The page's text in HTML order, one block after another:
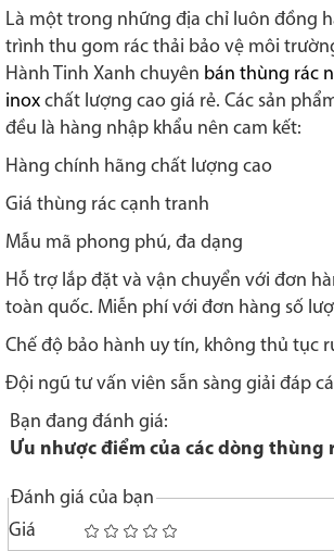
Là một trong những địa chỉ luôn đồng
trình thu gom rác thải bảo vệ môi
Hành Tinh Xanh chuyên bán thùng rác
inox chất lượng cao giá rẻ. Các sản
đều là hàng nhập khẩu nên cam kết:
Hàng chính hãng chất lượng cao
Giá thùng rác cạnh tranh
Mẫu mã phong phú, đa dạng
Hỗ trợ lắp đặt và vận chuyển với đơn
toàn quốc. Miễn phí với đơn hàng số
Chế độ bảo hành uy tín, không thủ tục
Đội ngũ tư vấn viên sẵn sàng giải đáp
Bạn đang đánh giá:
Ưu nhược điểm của các dòng thùng
Đánh giá của bạn
Giá
1
2
3
4
5